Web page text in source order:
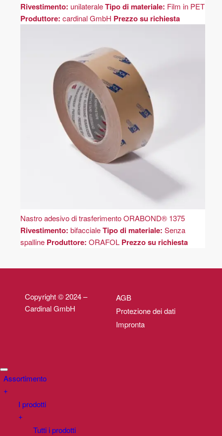
Rivestimento: unilaterale Tipo di materiale: Film in PET
Produttore: cardinal GmbH Prezzo su richiesta
Nastro adesivo di trasferimento ORABOND® 1375
Rivestimento: bifacciale Tipo di materiale: Senza
spalline Produttore: ORAFOL Prezzo su richiesta
Copyright © 2024 –
Cardinal GmbH
AGB
Protezione dei dati
Impronta
Assortimento
+
I prodotti
+
Tutti i prodotti